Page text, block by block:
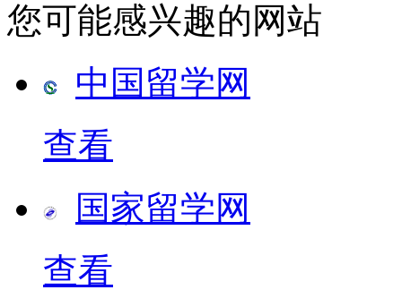
您可能感兴趣的网站
中国留学网
查看
国家留学网
查看